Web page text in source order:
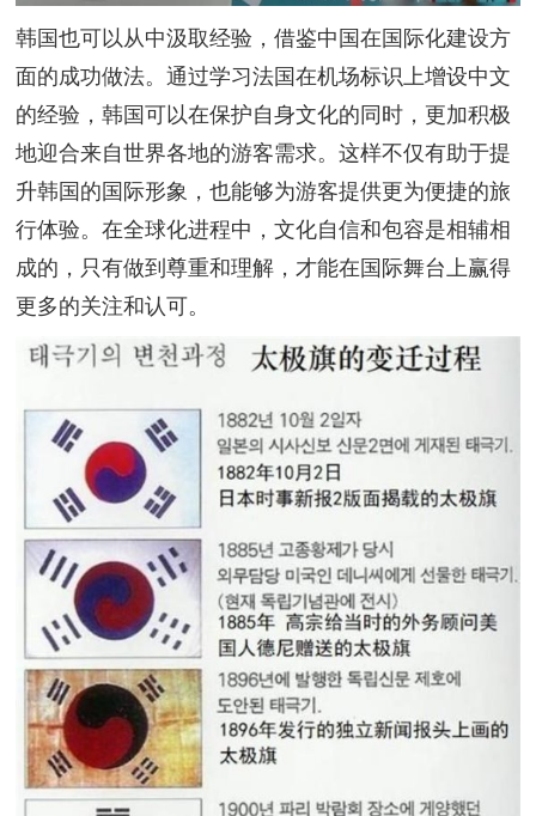
韩国也可以从中汲取经验，借鉴中国在国际化建设方
面的成功做法。通过学习法国在机场标识上增设中文
的经验，韩国可以在保护自身文化的同时，更加积极
地迎合来自世界各地的游客需求。这样不仅有助于提
升韩国的国际形象，也能够为游客提供更为便捷的旅
行体验。在全球化进程中，文化自信和包容是相辅相
成的，只有做到尊重和理解，才能在国际舞台上赢得
更多的关注和认可。